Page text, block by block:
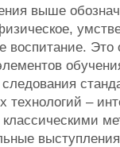
выше
воспитание.
следования
технологий –